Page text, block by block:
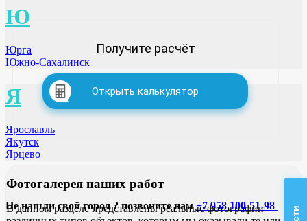
Ю
Юрга
Южно-Сахалинск
Я
Ярославль
Якутск
Ярцево
Не нашли свой город ? позвоните нам+7 958 100-51-98
Получите расчёт
Открыть калькулятор
Фотогалерея наших работ
В данном разделе представлены реальные фотографии